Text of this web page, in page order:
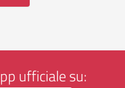
ufficiale su: